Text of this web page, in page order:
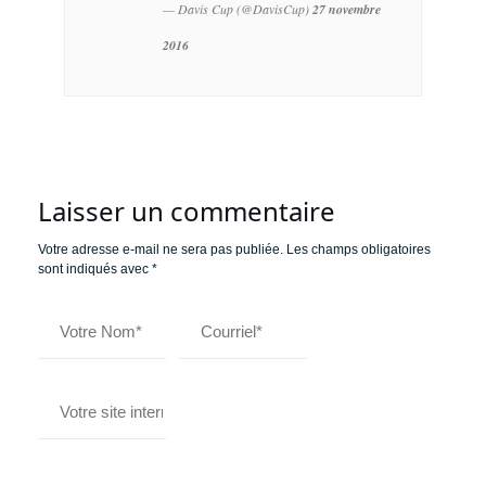
— Davis Cup (@DavisCup)27 novembre
2016
Laisser un commentaire
Votre adresse e-mail ne sera pas publiée. Les champs obligatoires
sont indiqués avec *